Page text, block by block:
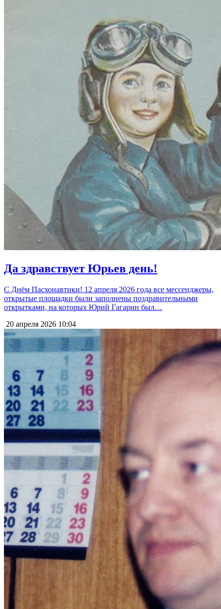
Да здравствует Юрьев день!
С Днём Пасхонавтики! 12 апреля 2026 года все мессенджеры,
открытые площадки были заполнены поздравительными
открытками, на которых Юрий Гагарин был…
20 апреля 2026 10:04